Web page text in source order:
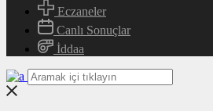
Eczaneler
Canlı Sonuçlar
İddaa